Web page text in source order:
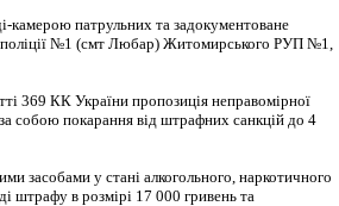
камерою патрульних та задокументоване
поліції №1 (смт Любар) Житомирського РУП №1,
369 КК України пропозиція неправомірної
собою покарання від штрафних санкцій до 4
засобами у стані алкогольного, наркотичного
штрафу в розмірі 17 000 гривень та